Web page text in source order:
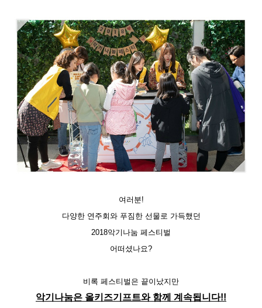
여러분!
다양한 연주회와 푸짐한 선물로 가득했던
2018악기나눔 페스티벌
어떠셨나요?
비록 페스티벌은 끝이났지만
악기나눔은 올키즈기프트와 함께 계속됩니다!!